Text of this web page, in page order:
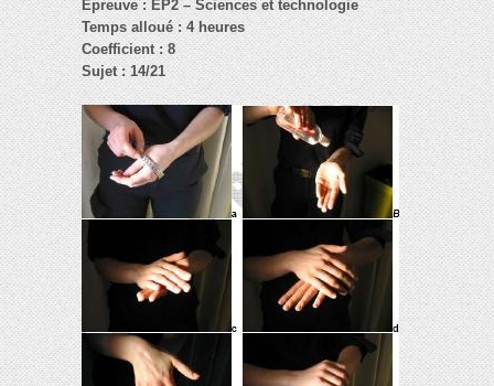
Épreuve : EP2 – Sciences et technologie
Temps alloué : 4 heures
Coefficient : 8
Sujet : 14/21